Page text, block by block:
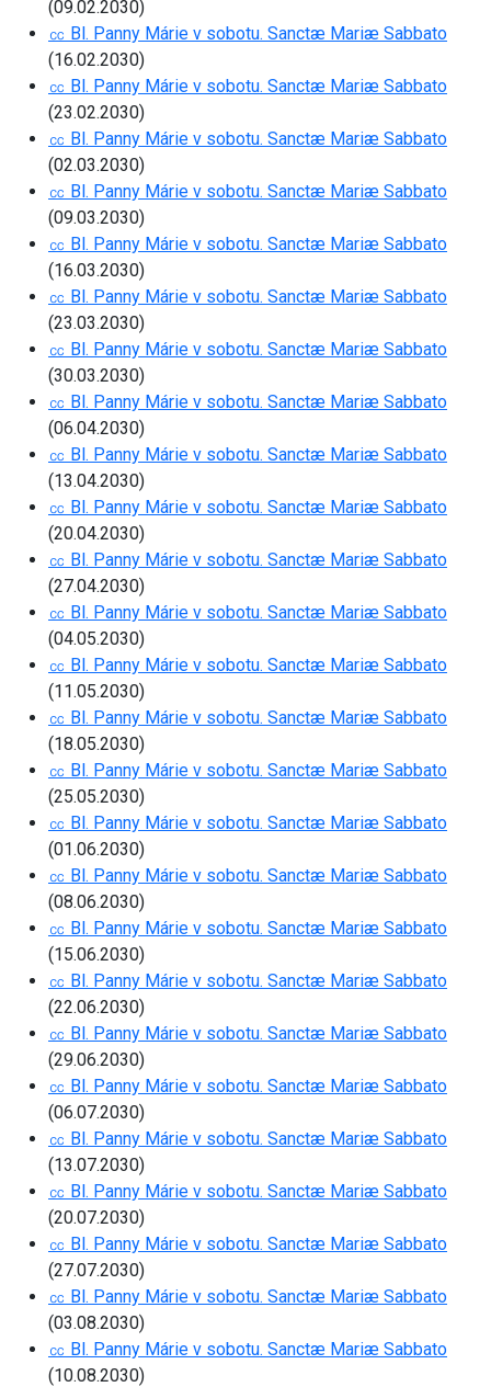
(09.02.2030)
㏄ Bl. Panny Márie v sobotu. Sanctæ Mariæ Sabbato
(16.02.2030)
㏄ Bl. Panny Márie v sobotu. Sanctæ Mariæ Sabbato
(23.02.2030)
㏄ Bl. Panny Márie v sobotu. Sanctæ Mariæ Sabbato
(02.03.2030)
㏄ Bl. Panny Márie v sobotu. Sanctæ Mariæ Sabbato
(09.03.2030)
㏄ Bl. Panny Márie v sobotu. Sanctæ Mariæ Sabbato
(16.03.2030)
㏄ Bl. Panny Márie v sobotu. Sanctæ Mariæ Sabbato
(23.03.2030)
㏄ Bl. Panny Márie v sobotu. Sanctæ Mariæ Sabbato
(30.03.2030)
㏄ Bl. Panny Márie v sobotu. Sanctæ Mariæ Sabbato
(06.04.2030)
㏄ Bl. Panny Márie v sobotu. Sanctæ Mariæ Sabbato
(13.04.2030)
㏄ Bl. Panny Márie v sobotu. Sanctæ Mariæ Sabbato
(20.04.2030)
㏄ Bl. Panny Márie v sobotu. Sanctæ Mariæ Sabbato
(27.04.2030)
㏄ Bl. Panny Márie v sobotu. Sanctæ Mariæ Sabbato
(04.05.2030)
㏄ Bl. Panny Márie v sobotu. Sanctæ Mariæ Sabbato
(11.05.2030)
㏄ Bl. Panny Márie v sobotu. Sanctæ Mariæ Sabbato
(18.05.2030)
㏄ Bl. Panny Márie v sobotu. Sanctæ Mariæ Sabbato
(25.05.2030)
㏄ Bl. Panny Márie v sobotu. Sanctæ Mariæ Sabbato
(01.06.2030)
㏄ Bl. Panny Márie v sobotu. Sanctæ Mariæ Sabbato
(08.06.2030)
㏄ Bl. Panny Márie v sobotu. Sanctæ Mariæ Sabbato
(15.06.2030)
㏄ Bl. Panny Márie v sobotu. Sanctæ Mariæ Sabbato
(22.06.2030)
㏄ Bl. Panny Márie v sobotu. Sanctæ Mariæ Sabbato
(29.06.2030)
㏄ Bl. Panny Márie v sobotu. Sanctæ Mariæ Sabbato
(06.07.2030)
㏄ Bl. Panny Márie v sobotu. Sanctæ Mariæ Sabbato
(13.07.2030)
㏄ Bl. Panny Márie v sobotu. Sanctæ Mariæ Sabbato
(20.07.2030)
㏄ Bl. Panny Márie v sobotu. Sanctæ Mariæ Sabbato
(27.07.2030)
㏄ Bl. Panny Márie v sobotu. Sanctæ Mariæ Sabbato
(03.08.2030)
㏄ Bl. Panny Márie v sobotu. Sanctæ Mariæ Sabbato
(10.08.2030)